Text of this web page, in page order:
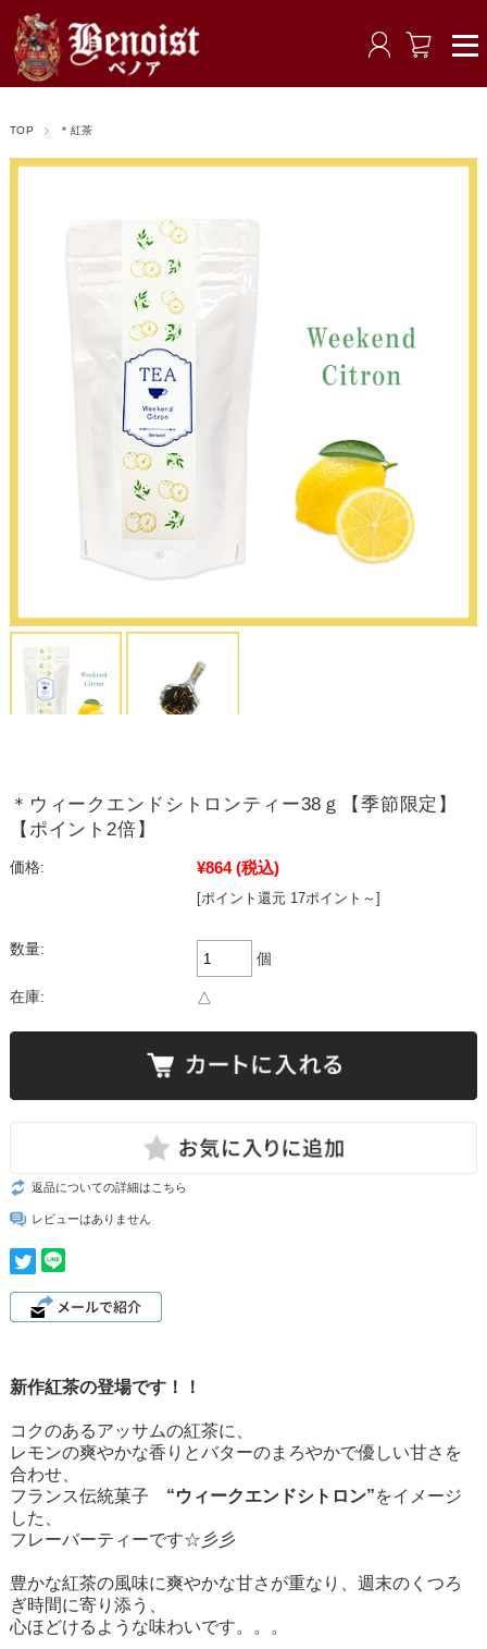
TOP ＊紅茶
＊ウィークエンドシトロンティー38ｇ【季節限定】
【ポイント2倍】
価格: ¥864 (税込)
[ポイント還元 17ポイント～]
数量:
個
在庫: △
返品についての詳細はこちら
レビューはありません
新作紅茶の登場です！！
コクのあるアッサムの紅茶に、
レモンの爽やかな香りとバターのまろやかで優しい甘さを
合わせ、
フランス伝統菓子 “ウィークエンドシトロン”をイメージ
した、
フレーバーティーです☆彡彡
豊かな紅茶の風味に爽やかな甘さが重なり、週末のくつろ
ぎ時間に寄り添う、
心ほどけるような味わいです。。。